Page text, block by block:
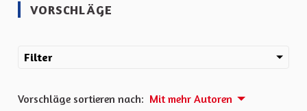
VORSCHLÄGE
Filter
Vorschläge sortieren nach: Mit mehr Autoren